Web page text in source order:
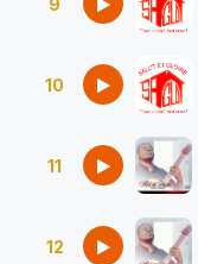
10
11
12